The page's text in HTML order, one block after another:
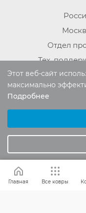
Отдел
Тех.
Авторские
материалов
Главная Все ковры
Этот веб-сайт
максимально
Подробнее
Аналитические/